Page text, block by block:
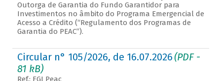
Outorga de Garantia do Fundo Garantidor para
Investimentos no âmbito do Programa Emergencial de
Acesso a Crédito (“Regulamento dos Programas de
Garantia do PEAC”).
Circular n° 105/2026, de 16.07.2026(PDF -
81 kB)